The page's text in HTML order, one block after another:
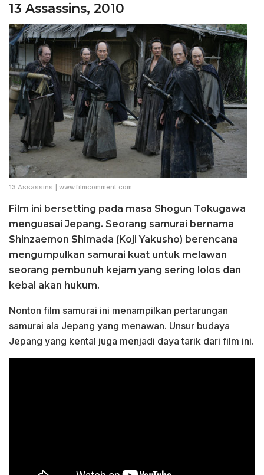
13 Assassins, 2010
13 Assassins | www.filmcomment.com
Film ini bersetting pada masa Shogun Tokugawa
menguasai Jepang. Seorang samurai bernama
Shinzaemon Shimada (Koji Yakusho) berencana
mengumpulkan samurai kuat untuk melawan
seorang pembunuh kejam yang sering lolos dan
kebal akan hukum.
Nonton film samurai ini menampilkan pertarungan
samurai ala Jepang yang menawan. Unsur budaya
Jepang yang kental juga menjadi daya tarik dari film ini.